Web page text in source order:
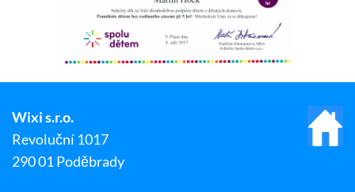
Wixi s.r.o.
Revoluční 1017
290 01 Poděbrady